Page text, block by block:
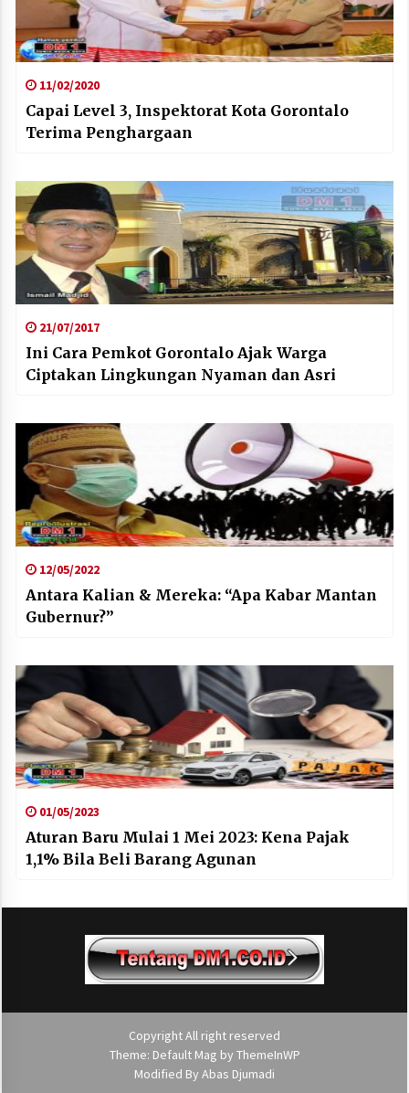
11/02/2020
Capai Level 3, Inspektorat Kota Gorontalo
Terima Penghargaan
21/07/2017
Ini Cara Pemkot Gorontalo Ajak Warga
Ciptakan Lingkungan Nyaman dan Asri
12/05/2022
Antara Kalian & Mereka: “Apa Kabar Mantan
Gubernur?”
01/05/2023
Aturan Baru Mulai 1 Mei 2023: Kena Pajak
1,1% Bila Beli Barang Agunan
Copyright All right reserved
Theme: Default Mag by ThemeInWP
Modified By Abas Djumadi